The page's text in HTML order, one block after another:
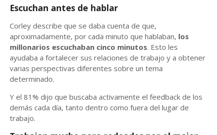
Escuchan antes de hablar
Corley describe que se daba cuenta de que,
aproximadamente, por cada minuto que hablaban, los
millonarios escuchaban cinco minutos. Esto les
ayudaba a fortalecer sus relaciones de trabajo y a obtener
varias perspectivas diferentes sobre un tema
determinado.
Y el 81% dijo que buscaba activamente el feedback de los
demás cada día, tanto dentro como fuera del lugar de
trabajo.